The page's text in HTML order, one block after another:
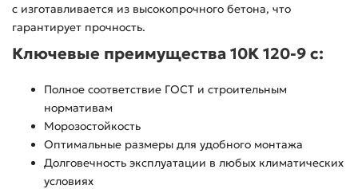
с изготавливается из высокопрочного бетона, что
гарантирует прочность.
Ключевые преимущества 10К 120-9 с:
Полное соответствие ГОСТ и строительным
нормативам
Морозостойкость
Оптимальные размеры для удобного монтажа
Долговечность эксплуатации в любых климатических
условиях